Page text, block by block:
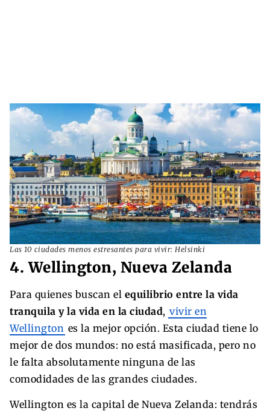
Las 10 ciudades menos estresantes para vivir: Helsinki
4. Wellington, Nueva Zelanda
Para quienes buscan el equilibrio entre la vida
tranquila y la vida en la ciudad, vivir en
Wellington es la mejor opción. Esta ciudad tiene lo
mejor de dos mundos: no está masificada, pero no
le falta absolutamente ninguna de las
comodidades de las grandes ciudades.
Wellington es la capital de Nueva Zelanda: tendrás